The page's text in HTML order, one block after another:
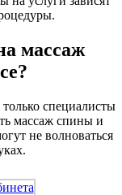
массаж
специалисты
массаж спины и
не волноваться